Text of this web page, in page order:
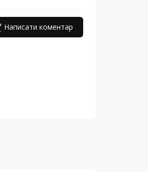
Написати коментар